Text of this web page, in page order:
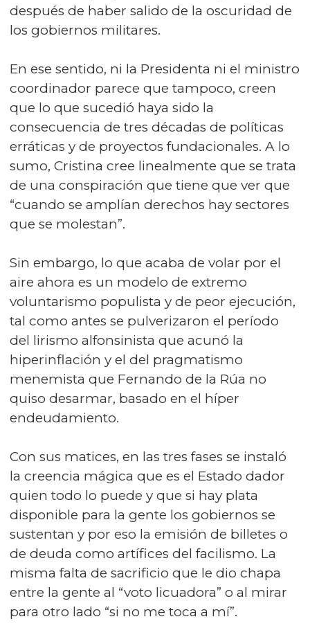
después de haber salido de la oscuridad de
los gobiernos militares.
En ese sentido, ni la Presidenta ni el ministro
coordinador parece que tampoco, creen
que lo que sucedió haya sido la
consecuencia de tres décadas de políticas
erráticas y de proyectos fundacionales. A lo
sumo, Cristina cree linealmente que se trata
de una conspiración que tiene que ver que
“cuando se amplían derechos hay sectores
que se molestan”.
Sin embargo, lo que acaba de volar por el
aire ahora es un modelo de extremo
voluntarismo populista y de peor ejecución,
tal como antes se pulverizaron el período
del lirismo alfonsinista que acunó la
hiperinflación y el del pragmatismo
menemista que Fernando de la Rúa no
quiso desarmar, basado en el híper
endeudamiento.
Con sus matices, en las tres fases se instaló
la creencia mágica que es el Estado dador
quien todo lo puede y que si hay plata
disponible para la gente los gobiernos se
sustentan y por eso la emisión de billetes o
de deuda como artífices del facilismo. La
misma falta de sacrificio que le dio chapa
entre la gente al “voto licuadora” o al mirar
para otro lado “si no me toca a mí”.